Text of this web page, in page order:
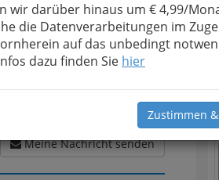
wir darüber hinaus um € 4,99/
die Datenverarbeitungen im
auf das unbedingt
dazu finden Sie hier
Zustimmen
Meine Nachricht senden